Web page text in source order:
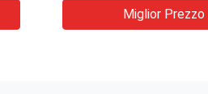
Miglior Prezzo